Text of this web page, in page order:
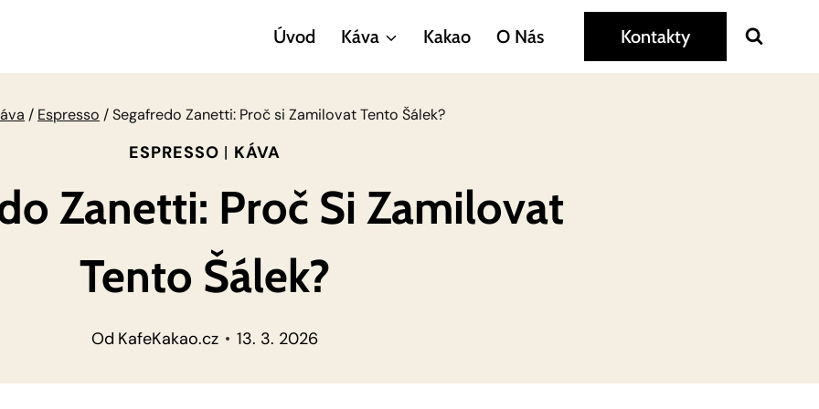
Úvod Káva Kakao O Nás Kontakty
/ Espresso /Segafredo Zanetti: Proč si Zamilovat Tento Šálek?
ESPRESSO | KÁVA
Zanetti: Proč Si Zamilovat
Tento Šálek?
Od KafeKakao.cz 13. 3. 2026